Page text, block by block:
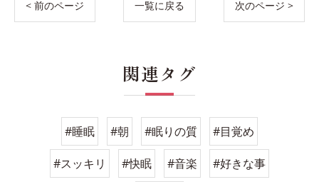
< 前のページ 一覧に戻る 次のページ >
関連タグ
#睡眠 #朝 #眠りの質 #目覚め
#スッキリ #快眠 #音楽 #好きな事